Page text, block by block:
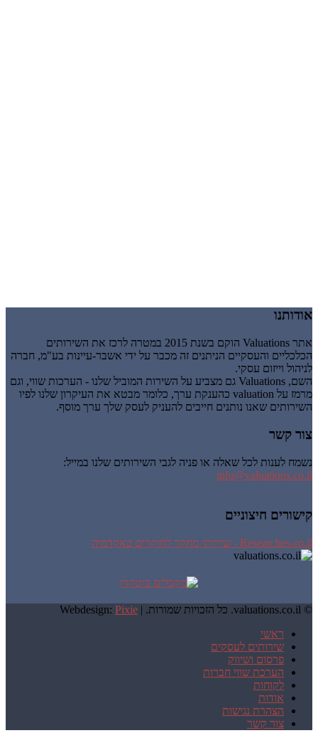
אודותנו
אתר Valuations הוקם בשנת 2015 במטרה לרכז את השירותים
הכלכליים והעסקיים הניתנים זה מכבר על ידי אשבר-עיינות בע"מ, חברה
לניהול וייזום עסקי.
השם, Valuations גם מצביע על השירות המוביל שלנו - הערכות שווי, וגם
מרמז על valuation כהענקת ערך, כלומר מבטא את העיקרון שלנו לפיו
השירותים שאנו נותנים חייבים להעניק לעסק שלך ערך מוסף.
צור קשר
נשמח לענות לכל שאלה או פניה לגבי השירותים שלנו במייל:
info@valuations.co.il
קישורים חיצוניים
Researches.co.il - שירותי מחקר לחוקרים באקדמיה
© valuations.co.il. כל הזכויות שמורות. | Webdesign: Pixie
ראשי
שירותים לעסקים
פרסום ושיווק
הערכת שווי חברות
לקוחות
אודות
הצהרת נגישות
צור קשר